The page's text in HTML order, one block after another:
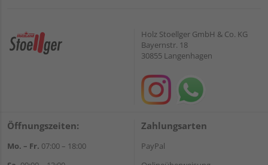
Holz Stoellger GmbH & Co. KG
Bayernstr. 18
30855 Langenhagen
Öffnungszeiten:
Mo. – Fr. 07:00 – 18:00
Zahlungsarten
PayPal